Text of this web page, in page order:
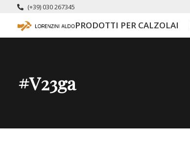
(+39) 030 267345
PRODOTTI PER CALZOLAI
#v23ga